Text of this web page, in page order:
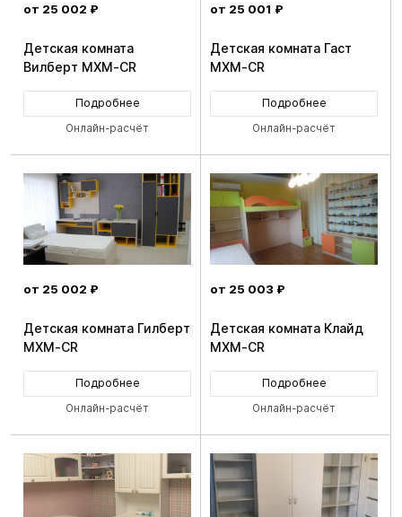
от 25 002 ₽
Детская комната
Вилберт MXM-CR
Подробнее
Онлайн-расчёт
от 25 001 ₽
Детская комната Гаст
MXM-CR
Подробнее
Онлайн-расчёт
от 25 002 ₽
Детская комната Гилберт
MXM-CR
Подробнее
Онлайн-расчёт
от 25 003 ₽
Детская комната Клайд
MXM-CR
Подробнее
Онлайн-расчёт